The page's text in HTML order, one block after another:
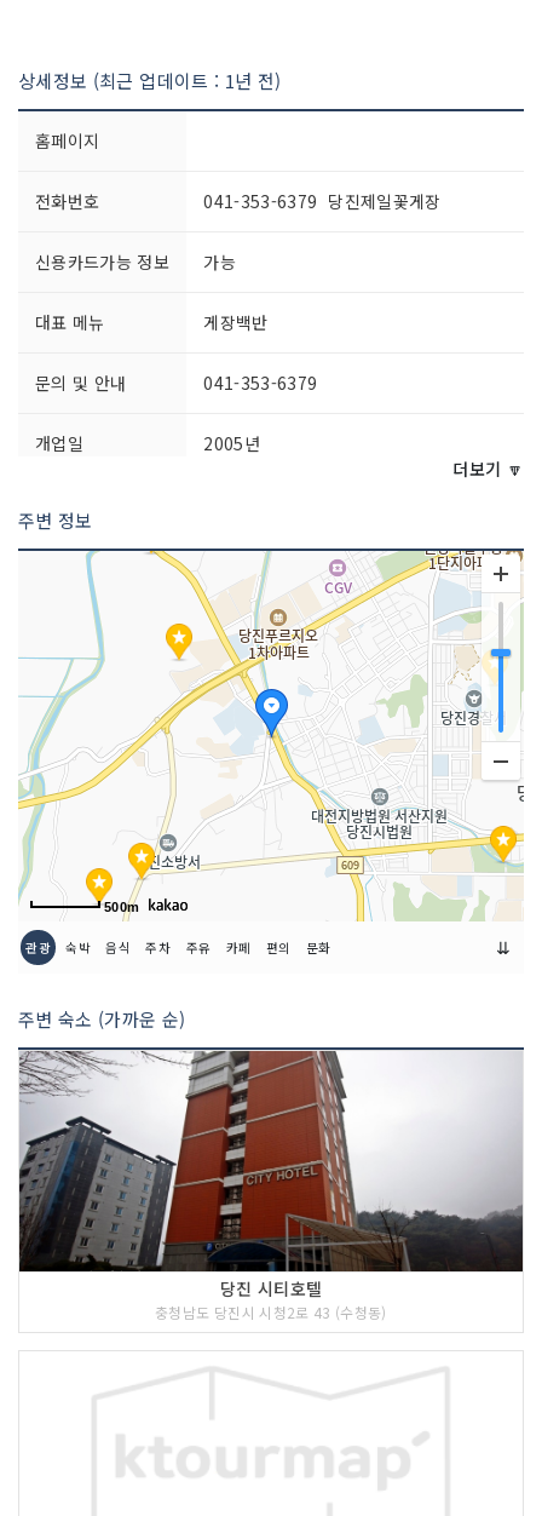
상세정보 (최근 업데이트 : 1년 전)
홈페이지
전화번호 041-353-6379 당진제일꽃게장
신용카드가능 정보 가능
대표 메뉴 게장백반
문의 및 안내 041-353-6379
개업일 2005년
포장 가능
주차시설 가능
쉬는날 설·추석 연휴
좌석수 100석
금연/흡연 여부 모두 금연석
취급 메뉴 꽃게
인허가번호
더보기 🔽
주변 정보
500m
관광 숙박 음식 주차 주유 카페 편의 문화 ⇊
주변 숙소 (가까운 순)
당진 시티호텔
충청남도 당진시 시청2로 43 (수청동)